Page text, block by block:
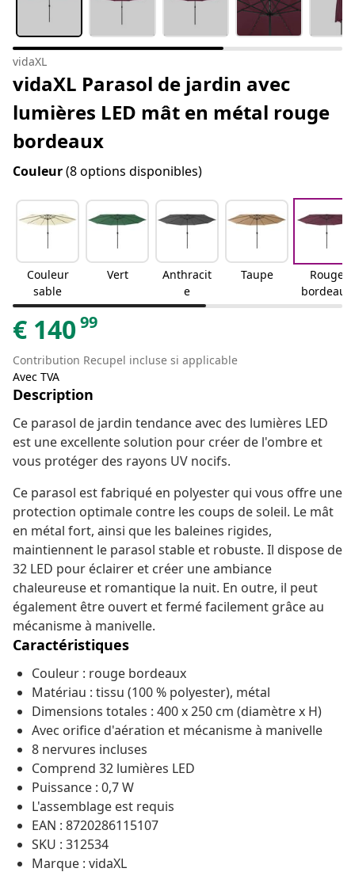
vidaXL
vidaXL Parasol de jardin avec
lumières LED mât en métal rouge
bordeaux
Couleur(8 options disponibles)
Couleur
sable
Vert
Anthracit
e
Taupe
Rouge
bordeaux
€ 14099
Contribution Recupel incluse si applicable
Avec TVA
Description
Ce parasol de jardin tendance avec des lumières LED
est une excellente solution pour créer de l'ombre et
vous protéger des rayons UV nocifs.
Ce parasol est fabriqué en polyester qui vous offre une
protection optimale contre les coups de soleil. Le mât
en métal fort, ainsi que les baleines rigides,
maintiennent le parasol stable et robuste. Il dispose de
32 LED pour éclairer et créer une ambiance
chaleureuse et romantique la nuit. En outre, il peut
également être ouvert et fermé facilement grâce au
mécanisme à manivelle.
Caractéristiques
Couleur : rouge bordeaux
Matériau : tissu (100 % polyester), métal
Dimensions totales : 400 x 250 cm (diamètre x H)
Avec orifice d'aération et mécanisme à manivelle
8 nervures incluses
Comprend 32 lumières LED
Puissance : 0,7 W
L'assemblage est requis
EAN : 8720286115107
SKU : 312534
Marque : vidaXL